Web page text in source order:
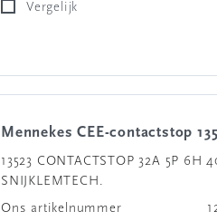
Vergelijk
Mennekes CEE-contactstop
13523 CONTACTSTOP 32A 5P 6H
SNIJKLEMTECH.
Ons artikelnummer